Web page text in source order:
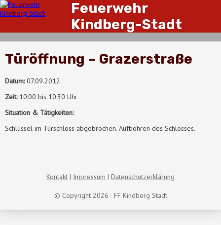
Feuerwehr
Kindberg-Stadt
Türöffnung – Grazerstraße
Datum:07.09.2012
Zeit:10:00 bis 10:30 Uhr
Situation & Tätigkeiten:
Schlüssel im Türschloss abgebrochen. Aufbohren des Schlosses.
© Copyright 2026 - FF Kindberg Stadt
Kontakt Impressum Datenschutzerklärung